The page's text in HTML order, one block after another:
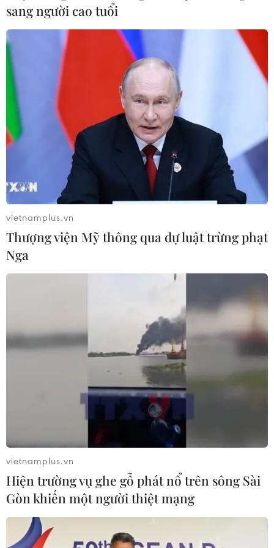
sang người cao tuổi
vietnamplus.vn
Thượng viện Mỹ thông qua dự luật trừng phạt
Nga
vietnamplus.vn
Hiện trường vụ ghe gỗ phát nổ trên sông Sài
Gòn khiến một người thiệt mạng